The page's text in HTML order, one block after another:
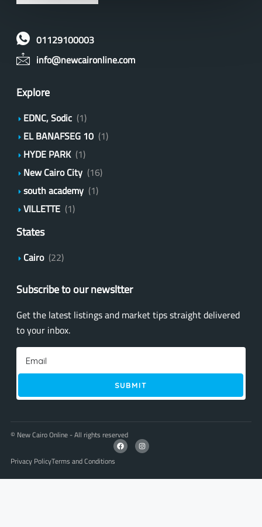
01129100003
info@newcaironline.com
Explore
EDNC, Sodic (1)
EL BANAFSEG 10 (1)
HYDE PARK (1)
New Cairo City (16)
south academy (1)
VILLETTE (1)
States
Cairo (22)
Subscribe to our newsltter
Get the latest listings and market tips straight delivered
to your inbox.
SUBMIT
© New Cairo Online - All rights reserved
Privacy PolicyTerms and Conditions